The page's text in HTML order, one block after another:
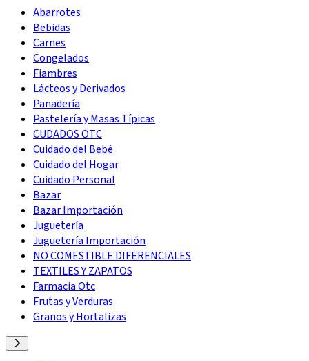
Abarrotes
Bebidas
Carnes
Congelados
Fiambres
Lácteos y Derivados
Panadería
Pastelería y Masas Típicas
CUDADOS OTC
Cuidado del Bebé
Cuidado del Hogar
Cuidado Personal
Bazar
Bazar Importación
Juguetería
Juguetería Importación
NO COMESTIBLE DIFERENCIALES
TEXTILES Y ZAPATOS
Farmacia Otc
Frutas y Verduras
Granos y Hortalizas